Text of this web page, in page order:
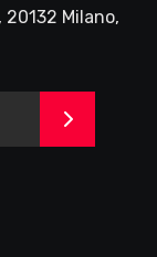
Milano,
>